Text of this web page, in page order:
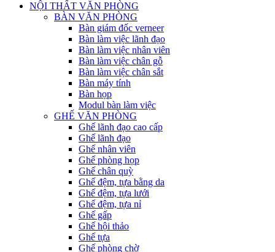
NỘI THẤT VĂN PHÒNG
BÀN VĂN PHÒNG
Bàn giám đốc verneer
Bàn làm việc lãnh đạo
Bàn làm việc nhân viên
Bàn làm việc chân gỗ
Bàn làm việc chân sắt
Bàn máy tính
Bàn họp
Modul bàn làm việc
GHẾ VĂN PHÒNG
Ghế lãnh đạo cao cấp
Ghế lãnh đạo
Ghế nhân viên
Ghế phòng họp
Ghế chân quỳ
Ghế đệm, tựa bằng da
Ghế đệm, tựa lưới
Ghế đệm, tựa nỉ
Ghế gấp
Ghế hội thảo
Ghế tựa
Ghế phòng chờ